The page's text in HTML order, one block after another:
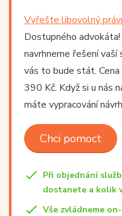
Vyřešte libovolný
Dostupného
navrhneme řešení
vás to bude stát. Cena
390 Kč. Když si u nás
máte vypracování
Chci pomoct
Při objednání
dostanete a kolik
Vše zvládneme